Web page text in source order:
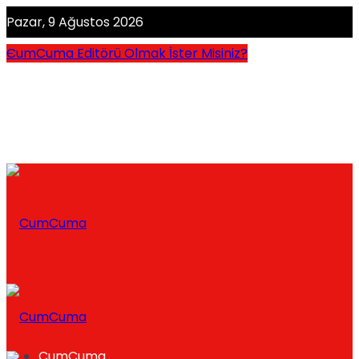
Pazar, 9 Ağustos 2026
CumCuma Editörü Olmak İster Misiniz?